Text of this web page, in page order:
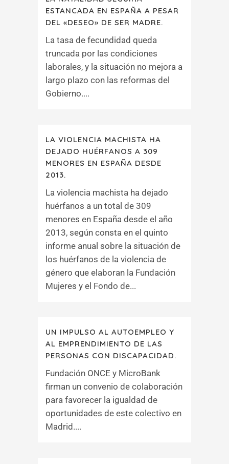
ESTANCADA EN ESPAÑA A PESAR
DEL «DESEO» DE SER MADRE.
La tasa de fecundidad queda
truncada por las condiciones
laborales, y la situación no mejora a
largo plazo con las reformas del
Gobierno....
LA VIOLENCIA MACHISTA HA
DEJADO HUÉRFANOS A 309
MENORES EN ESPAÑA DESDE
2013.
La violencia machista ha dejado
huérfanos a un total de 309
menores en España desde el año
2013, según consta en el quinto
informe anual sobre la situación de
los huérfanos de la violencia de
género que elaboran la Fundación
Mujeres y el Fondo de...
UN IMPULSO AL AUTOEMPLEO Y
AL EMPRENDIMIENTO DE LAS
PERSONAS CON DISCAPACIDAD.
Fundación ONCE y MicroBank
firman un convenio de colaboración
para favorecer la igualdad de
oportunidades de este colectivo en
Madrid....